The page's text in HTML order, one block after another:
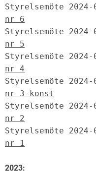
Styrelsemöte 2024-
nr 6
Styrelsemöte 2024-
nr 5
Styrelsemöte 2024-
nr 4
Styrelsemöte 2024-
nr 3-konst
Styrelsemöte 2024-
nr 2
Styrelsemöte 2024-
nr 1
2023: